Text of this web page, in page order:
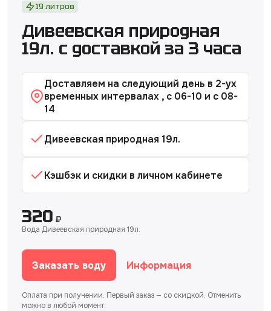
19 литров
Дивеевская природная
19л. с доставкой за 3 часа
Доставляем на следующий день в 2-ух
временных интервалах , с 06-10 и с 08-
14
Дивеевская природная 19л.
Кэшбэк и скидки в личном кабинете
320 ₽
Вода Дивеевская природная 19л.
Заказать воду Информация
Оплата при получении. Первый заказ — со скидкой. Отменить
можно в любой момент.